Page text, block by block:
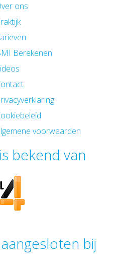
ons
Berekenen
voorwaarden
bekend van
aangesloten bij